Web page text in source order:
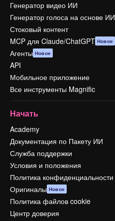
Генератор видео ИИ
Генератор голоса на основе ИИ
Стоковый контент
MCP для Claude/ChatGPT Новое
Агенты Новое
API
Мобильное приложение
Все инструменты Magnific
Начать
Academy
Документация по Пакету ИИ
Служба поддержки
Условия и положения
Политика конфиденциальности
Оригиналы Новое
Политика файлов cookie
Центр доверия